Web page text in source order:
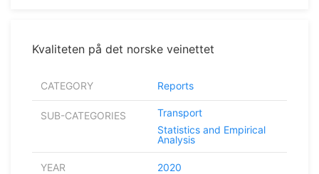
Kvaliteten på det norske veinettet
CATEGORY Reports
SUB-CATEGORIES
Transport
Statistics and Empirical
Analysis
YEAR 2020